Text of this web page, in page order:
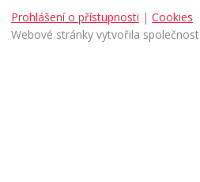
Prohlášení o přístupnosti | Cookies
Webové stránky vytvořila společnost